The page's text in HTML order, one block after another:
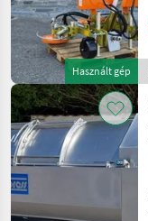
Használt gép